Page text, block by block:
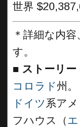
世界
＊詳細な内
す。
■ ストーリー
コロラド州。
ドイツ 系ア
フハウス（